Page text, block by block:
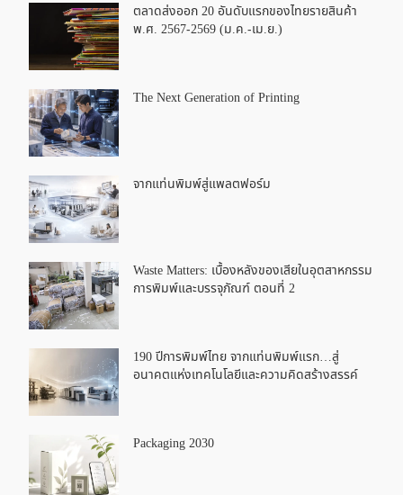
ตลาดส่งออก 20 อันดับแรกของไทยรายสินค้า
พ.ศ. 2567-2569 (ม.ค.-เม.ย.)
The Next Generation of Printing
จากแท่นพิมพ์สู่แพลตฟอร์ม
Waste Matters: เบื้องหลังของเสียในอุตสาหกรรม
การพิมพ์และบรรจุภัณฑ์ ตอนที่ 2
190 ปีการพิมพ์ไทย จากแท่นพิมพ์แรก…สู่
อนาคตแห่งเทคโนโลยีและความคิดสร้างสรรค์
Packaging 2030